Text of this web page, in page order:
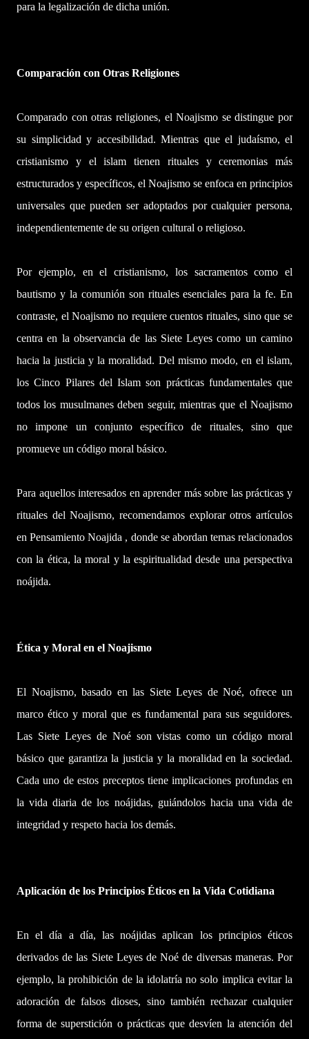
para la legalización de dicha unión.
Comparación con Otras Religiones
Comparado con otras religiones, el Noajismo se distingue por
su simplicidad y accesibilidad. Mientras que el judaísmo, el
cristianismo y el islam tienen rituales y ceremonias más
estructurados y específicos, el Noajismo se enfoca en principios
universales que pueden ser adoptados por cualquier persona,
independientemente de su origen cultural o religioso.
Por ejemplo, en el cristianismo, los sacramentos como el
bautismo y la comunión son rituales esenciales para la fe. En
contraste, el Noajismo no requiere cuentos rituales, sino que se
centra en la observancia de las Siete Leyes como un camino
hacia la justicia y la moralidad. Del mismo modo, en el islam,
los Cinco Pilares del Islam son prácticas fundamentales que
todos los musulmanes deben seguir, mientras que el Noajismo
no impone un conjunto específico de rituales, sino que
promueve un código moral básico.
Para aquellos interesados ​​en aprender más sobre las prácticas y
rituales del Noajismo, recomendamos explorar otros artículos
en Pensamiento Noajida , donde se abordan temas relacionados
con la ética, la moral y la espiritualidad desde una perspectiva
noájida.
Ética y Moral en el Noajismo
El Noajismo, basado en las Siete Leyes de Noé, ofrece un
marco ético y moral que es fundamental para sus seguidores.
Las Siete Leyes de Noé son vistas como un código moral
básico que garantiza la justicia y la moralidad en la sociedad.
Cada uno de estos preceptos tiene implicaciones profundas en
la vida diaria de los noájidas, guiándolos hacia una vida de
integridad y respeto hacia los demás.
Aplicación de los Principios Éticos en la Vida Cotidiana
En el día a día, las noájidas aplican los principios éticos
derivados de las Siete Leyes de Noé de diversas maneras. Por
ejemplo, la prohibición de la idolatría no solo implica evitar la
adoración de falsos dioses, sino también rechazar cualquier
forma de superstición o prácticas que desvíen la atención del